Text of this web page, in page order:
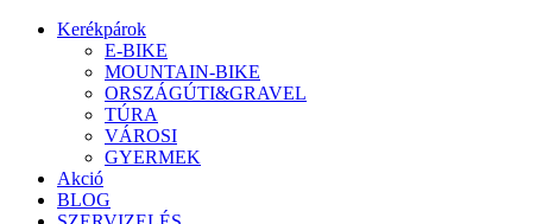
Kerékpárok
E-BIKE
MOUNTAIN-BIKE
ORSZÁGÚTI&GRAVEL
TÚRA
VÁROSI
GYERMEK
Akció
BLOG